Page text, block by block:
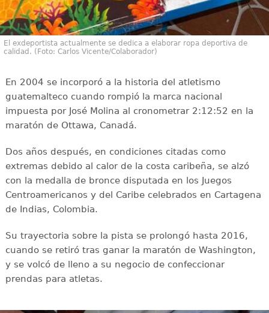
El exdeportista actualmente se dedica a elaborar ropa deportiva de
calidad. (Foto: Carlos Vicente/Colaborador)
En 2004 se incorporó a la historia del atletismo
guatemalteco cuando rompió la marca nacional
impuesta por José Molina al cronometrar 2:12:52 en la
maratón de Ottawa, Canadá.
Dos años después, en condiciones citadas como
extremas debido al calor de la costa caribeña, se alzó
con la medalla de bronce disputada en los Juegos
Centroamericanos y del Caribe celebrados en Cartagena
de Indias, Colombia.
Su trayectoria sobre la pista se prolongó hasta 2016,
cuando se retiró tras ganar la maratón de Washington,
y se volcó de lleno a su negocio de confeccionar
prendas para atletas.